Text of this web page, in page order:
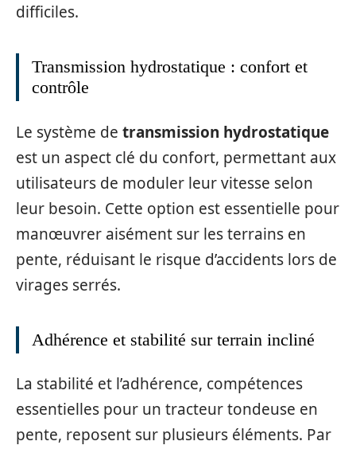
difficiles.
Transmission hydrostatique : confort et
contrôle
Le système de transmission hydrostatique
est un aspect clé du confort, permettant aux
utilisateurs de moduler leur vitesse selon
leur besoin. Cette option est essentielle pour
manœuvrer aisément sur les terrains en
pente, réduisant le risque d’accidents lors de
virages serrés.
Adhérence et stabilité sur terrain incliné
La stabilité et l’adhérence, compétences
essentielles pour un tracteur tondeuse en
pente, reposent sur plusieurs éléments. Par